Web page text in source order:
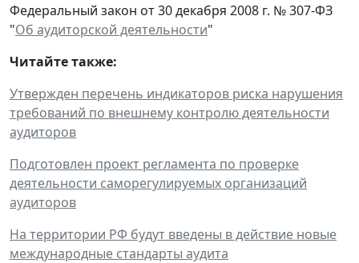
Федеральный закон от 30 декабря 2008 г. № 307-ФЗ
"Об аудиторской деятельности"
Читайте также:
Утвержден перечень индикаторов риска нарушения
требований по внешнему контролю деятельности
аудиторов
Подготовлен проект регламента по проверке
деятельности саморегулируемых организаций
аудиторов
На территории РФ будут введены в действие новые
международные стандарты аудита